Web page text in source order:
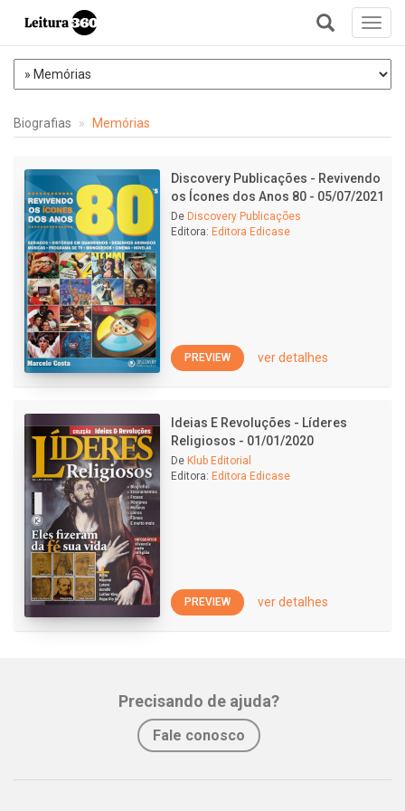
+
Biografias Memórias
Discovery Publicações - Revivendo
os Ícones dos Anos 80 - 05/07/2021
De Discovery Publicações
Editora: Editora Edicase
PREVIEW ver detalhes
Ideias E Revoluções - Líderes
Religiosos - 01/01/2020
De Klub Editorial
Editora: Editora Edicase
PREVIEW ver detalhes
Precisando de ajuda?
Fale conosco